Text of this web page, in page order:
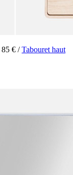
85 € /Tabouret haut